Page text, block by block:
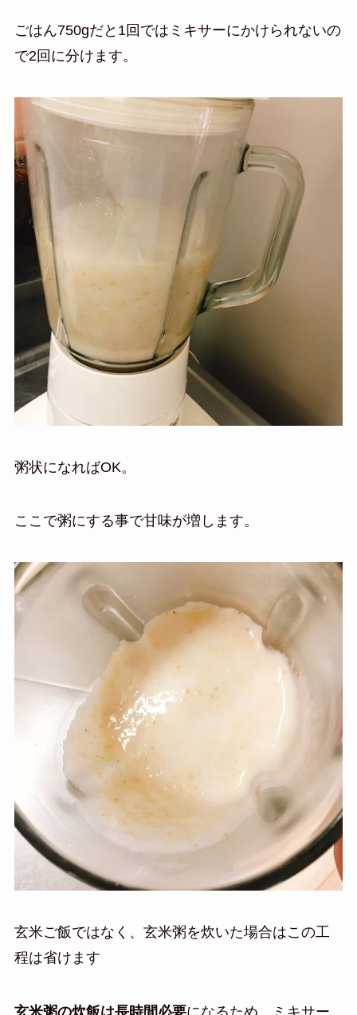
ごはん750gだと1回ではミキサーにかけられないの
で2回に分けます。
粥状になればOK。
ここで粥にする事で甘味が増します。
玄米ご飯ではなく、玄米粥を炊いた場合はこの工
程は省けます